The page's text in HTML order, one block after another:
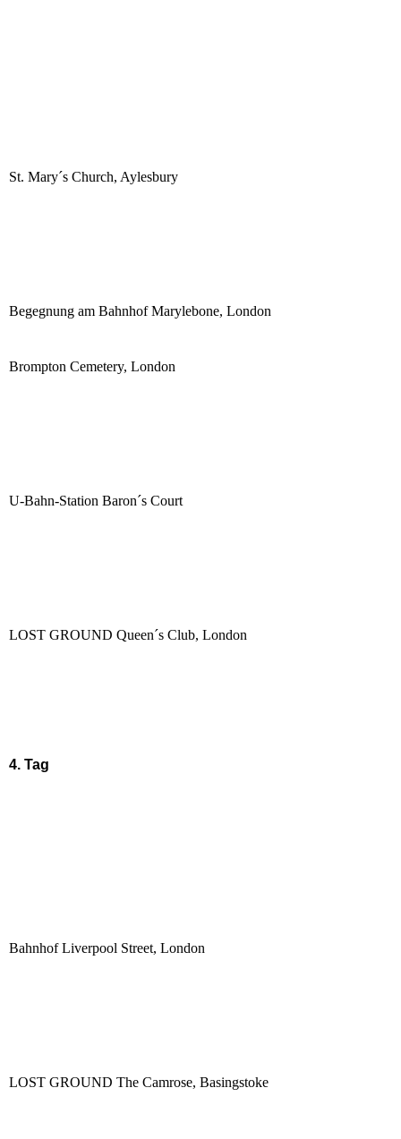
St. Mary´s Church, Aylesbury
Begegnung am Bahnhof Marylebone, London
Brompton Cemetery, London
U-Bahn-Station Baron´s Court
LOST GROUND Queen´s Club, London
4. Tag
Bahnhof Liverpool Street, London
LOST GROUND The Camrose, Basingstoke